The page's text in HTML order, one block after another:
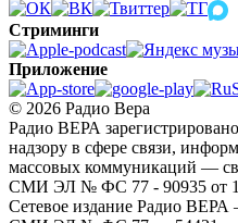
Стриминги
Приложение
© 2026 Радио Вера
Радио ВЕРА
надзору в сфере связи,
массовых коммуникаций —
СМИ ЭЛ № ФС 77 - 90935 от
Сетевое издание Радио ВЕРА